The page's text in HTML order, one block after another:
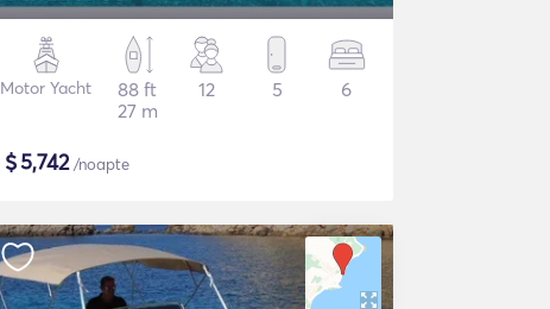
Motor Yacht
88 ft
27 m
12 5 6
$5,742/noapte